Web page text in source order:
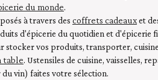
Céréales et mélanges - graines
Légumes secs
Pâtes
Riz
du monde.
à travers des coffrets cadeauxet
d'épicerie du quotidien et d'épicerie
stocker vos produits, transporter,
table. Ustensiles de cuisine, vaisselles,
vin) faites votre sélection.